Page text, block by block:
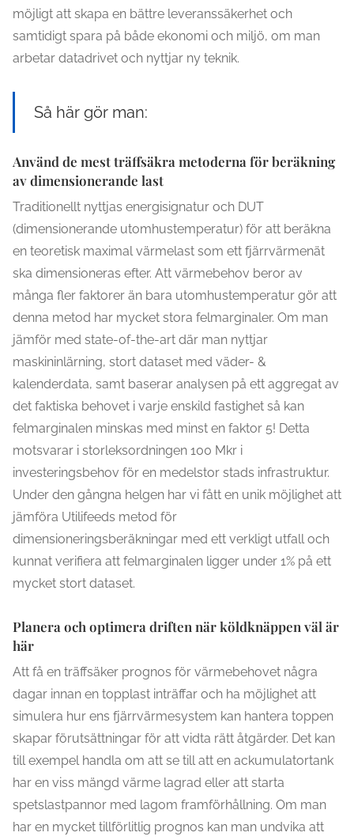
möjligt att skapa en bättre leveranssäkerhet och
samtidigt spara på både ekonomi och miljö, om man
arbetar datadrivet och nyttjar ny teknik.
Så här gör man:
Använd de mest träffsäkra metoderna för beräkning
av dimensionerande last
Traditionellt nyttjas energisignatur och DUT
(dimensionerande utomhustemperatur) för att beräkna
en teoretisk maximal värmelast som ett fjärrvärmenät
ska dimensioneras efter. Att värmebehov beror av
många fler faktorer än bara utomhustemperatur gör att
denna metod har mycket stora felmarginaler. Om man
jämför med state-of-the-art där man nyttjar
maskininlärning, stort dataset med väder- &
kalenderdata, samt baserar analysen på ett aggregat av
det faktiska behovet i varje enskild fastighet så kan
felmarginalen minskas med minst en faktor 5! Detta
motsvarar i storleksordningen 100 Mkr i
investeringsbehov för en medelstor stads infrastruktur.
Under den gångna helgen har vi fått en unik möjlighet att
jämföra Utilifeeds metod för
dimensioneringsberäkningar med ett verkligt utfall och
kunnat verifiera att felmarginalen ligger under 1% på ett
mycket stort dataset.
Planera och optimera driften när köldknäppen väl är
här
Att få en träffsäker prognos för värmebehovet några
dagar innan en topplast inträffar och ha möjlighet att
simulera hur ens fjärrvärmesystem kan hantera toppen
skapar förutsättningar för att vidta rätt åtgärder. Det kan
till exempel handla om att se till att en ackumulatortank
har en viss mängd värme lagrad eller att starta
spetslastpannor med lagom framförhållning. Om man
har en mycket tillförlitlig prognos kan man undvika att